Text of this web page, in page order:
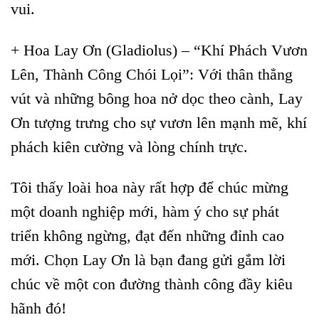
vui.
+ Hoa Lay Ơn (Gladiolus) – “Khí Phách Vươn
Lên, Thành Công Chói Lọi”: Với thân thẳng
vút và những bông hoa nở dọc theo cành, Lay
Ơn tượng trưng cho sự vươn lên mạnh mẽ, khí
phách kiên cường và lòng chính trực.
Tôi thấy loài hoa này rất hợp để chúc mừng
một doanh nghiệp mới, hàm ý cho sự phát
triển không ngừng, đạt đến những đỉnh cao
mới. Chọn Lay Ơn là bạn đang gửi gắm lời
chúc về một con đường thành công đầy kiêu
hãnh đó!